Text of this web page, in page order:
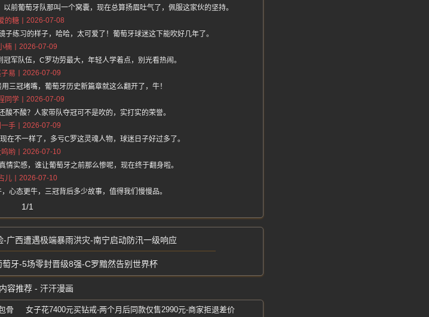
前葡萄牙队那叫一个窝囊，现在总算扬眉吐气了，佩服这家伙的坚持。
的糖
2026-07-08
练习的样子，哈哈，太可爱了！葡萄牙球迷这下能吹好几年了。
楠
2026-07-09
军队伍，C罗功劳最大，年轻人学着点，别光看热闹。
易
2026-07-09
三冠堵嘴，葡萄牙历史新篇章就这么翻开了，牛！
同学
2026-07-09
不酸？人家带队夺冠可不是吹的，实打实的荣誉。
手
2026-07-09
在不一样了，多亏C罗这灵魂人物，球迷日子好过多了。
哟
2026-07-10
实感，谁让葡萄牙之前那么惨呢，现在终于翻身啦。
儿
2026-07-10
心态更牛，三冠背后多少故事，值得我们慢慢品。
1/1
-广西遭遇极端暴雨洪灾-南宁启动防汛一级响应
牙-5场零封晋级8强-C罗黯然告别世界杯
容推荐 - 汗汗漫画
骨 女子花7400元买钻戒-两个月后同款仅售2990元-商家拒退差价